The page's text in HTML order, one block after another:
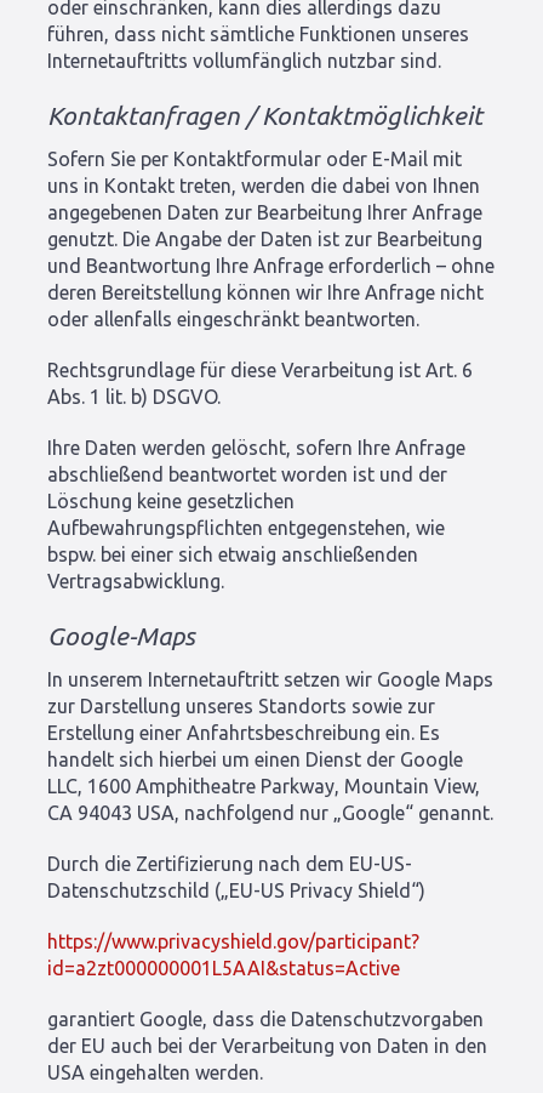
oder einschränken, kann dies allerdings dazu
führen, dass nicht sämtliche Funktionen unseres
Internetauftritts vollumfänglich nutzbar sind.
Kontaktanfragen / Kontaktmöglichkeit
Sofern Sie per Kontaktformular oder E-Mail mit
uns in Kontakt treten, werden die dabei von Ihnen
angegebenen Daten zur Bearbeitung Ihrer Anfrage
genutzt. Die Angabe der Daten ist zur Bearbeitung
und Beantwortung Ihre Anfrage erforderlich – ohne
deren Bereitstellung können wir Ihre Anfrage nicht
oder allenfalls eingeschränkt beantworten.
Rechtsgrundlage für diese Verarbeitung ist Art. 6
Abs. 1 lit. b) DSGVO.
Ihre Daten werden gelöscht, sofern Ihre Anfrage
abschließend beantwortet worden ist und der
Löschung keine gesetzlichen
Aufbewahrungspflichten entgegenstehen, wie
bspw. bei einer sich etwaig anschließenden
Vertragsabwicklung.
Google-Maps
In unserem Internetauftritt setzen wir Google Maps
zur Darstellung unseres Standorts sowie zur
Erstellung einer Anfahrtsbeschreibung ein. Es
handelt sich hierbei um einen Dienst der Google
LLC, 1600 Amphitheatre Parkway, Mountain View,
CA 94043 USA, nachfolgend nur „Google“ genannt.
Durch die Zertifizierung nach dem EU-US-
Datenschutzschild („EU-US Privacy Shield“)
https://www.privacyshield.gov/participant?
id=a2zt000000001L5AAI&status=Active
garantiert Google, dass die Datenschutzvorgaben
der EU auch bei der Verarbeitung von Daten in den
USA eingehalten werden.